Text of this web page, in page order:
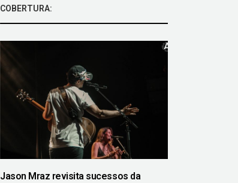
COBERTURA:
Jason Mraz revisita sucessos da